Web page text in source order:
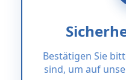
Bestätigen Sie
sind, um auf